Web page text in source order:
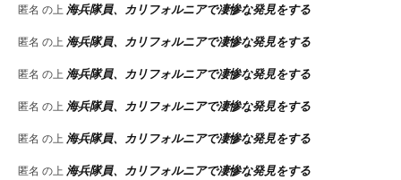
匿名 の上 海兵隊員、カリフォルニアで凄惨な発見をする
匿名 の上 海兵隊員、カリフォルニアで凄惨な発見をする
匿名 の上 海兵隊員、カリフォルニアで凄惨な発見をする
匿名 の上 海兵隊員、カリフォルニアで凄惨な発見をする
匿名 の上 海兵隊員、カリフォルニアで凄惨な発見をする
匿名 の上 海兵隊員、カリフォルニアで凄惨な発見をする